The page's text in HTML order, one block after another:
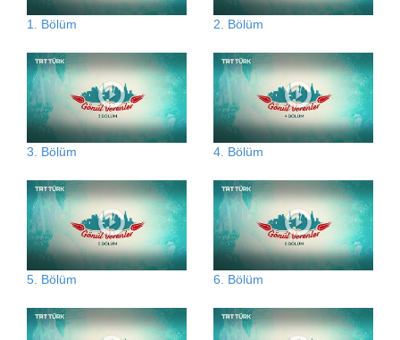
1. Bölüm 2. Bölüm
3. Bölüm 4. Bölüm
5. Bölüm 6. Bölüm